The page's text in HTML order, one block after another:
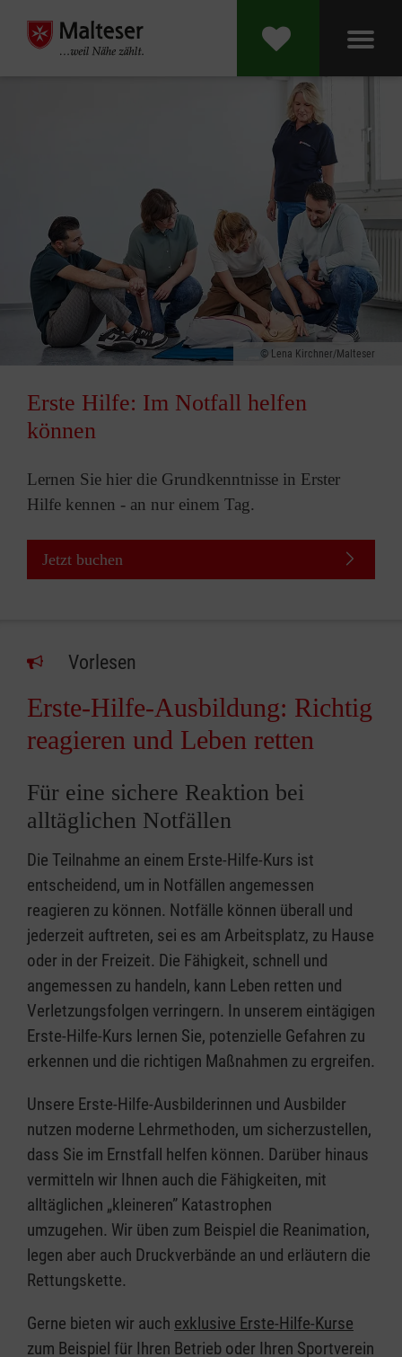
Lena Kirchner/Malteser
Erste Hilfe: Im Notfall helfen
können
Lernen Sie hier die Grundkenntnisse in Erster
Hilfe kennen - an nur einem Tag.
Jetzt buchen
Vorlesen
Erste-Hilfe-Ausbildung: Richtig
reagieren und Leben retten
Für eine sichere Reaktion bei
alltäglichen Notfällen
Die Teilnahme an einem Erste-Hilfe-Kurs ist
entscheidend, um in Notfällen angemessen
reagieren zu können. Notfälle können überall und
jederzeit auftreten, sei es am Arbeitsplatz, zu Hause
oder in der Freizeit. Die Fähigkeit, schnell und
angemessen zu handeln, kann Leben retten und
Verletzungsfolgen verringern. In unserem eintägigen
Erste-Hilfe-Kurs lernen Sie, potenzielle Gefahren zu
erkennen und die richtigen Maßnahmen zu ergreifen.
Unsere Erste-Hilfe-Ausbilderinnen und Ausbilder
nutzen moderne Lehrmethoden, um sicherzustellen,
dass Sie im Ernstfall helfen können. Darüber hinaus
vermitteln wir Ihnen auch die Fähigkeiten, mit
alltäglichen „kleineren” Katastrophen
umzugehen. Wir üben zum Beispiel die Reanimation,
legen aber auch Druckverbände an und erläutern die
Rettungskette.
Gerne bieten wir auch exklusive Erste-Hilfe-Kurse
zum Beispiel für Ihren Betrieb oder Ihren Sportverein